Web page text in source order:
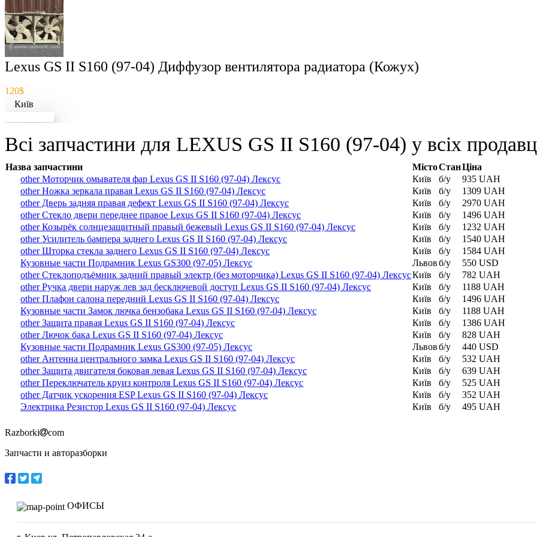
Lexus GS II S160 (97-04) Диффузор вентилятора радиатора (Кожух)
120$
Київ
Всі запчастини для LEXUS GS II S160 (97-04) у всіх
Назва запчастини МістоСтанЦіна
other Моторчик омывателя фар Lexus GS II S160 (97-04) Лексус
Київ б/у
935 UAH
other Ножка зеркала правая Lexus GS II S160 (97-04) Лексус
Київ б/у
1309 UAH
other Дверь задняя правая дефект Lexus GS II S160 (97-04) Лексус
Київ б/у
2970 UAH
other Стекло двери переднее правое Lexus GS II S160 (97-04) Лексус
Київ б/у
1496 UAH
other Козырёк солнцезащитный правый бежевый Lexus GS II S160 (97-04) Лексус
Київ б/у
1232 UAH
other Усилитель бампера заднего Lexus GS II S160 (97-04) Лексус
Київ б/у
1540 UAH
other Шторка стекла заднего Lexus GS II S160 (97-04) Лексус
Київ б/у
1584 UAH
Кузовные части Подрамник Lexus GS300 (97-05) Лексус
Львовб/у
550 USD
other Стеклоподъёмник задний правый электр (без моторчика) Lexus GS II S160 (97-04) ЛексусКиїв б/у
782 UAH
other Ручка двери наруж лев зад бесключевой доступ Lexus GS II S160 (97-04) Лексус
Київ б/у
1188 UAH
other Плафон салона передний Lexus GS II S160 (97-04) Лексус
Київ б/у
1496 UAH
Кузовные части Замок лючка бензобака Lexus GS II S160 (97-04) Лексус
Київ б/у
1188 UAH
other Защита правая Lexus GS II S160 (97-04) Лексус
Київ б/у
1386 UAH
other Лючок бака Lexus GS II S160 (97-04) Лексус
Київ б/у
828 UAH
Кузовные части Подрамник Lexus GS300 (97-05) Лексус
Львовб/у
440 USD
other Антенна центрального замка Lexus GS II S160 (97-04) Лексус
Київ б/у
532 UAH
other Защита двигателя боковая левая Lexus GS II S160 (97-04) Лексус
Київ б/у
639 UAH
other Переключатель круиз контроля Lexus GS II S160 (97-04) Лексус
Київ б/у
525 UAH
other Датчик ускорения ESP Lexus GS II S160 (97-04) Лексус
Київ б/у
352 UAH
Электрика Резистор Lexus GS II S160 (97-04) Лексус
Київ б/у 495 UAH
Razborki
com
Запчасти и авторазборки
ОФИСЫ